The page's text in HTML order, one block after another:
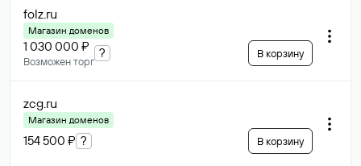
folz.ru
Магазин доменов
1 030 000 ₽
Возможен торг
? В корзину
zcg.ru
Магазин доменов
154 500 ₽ ? В корзину